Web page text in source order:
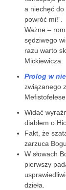
a niechęć do
powróć mi!”.
Ważne –
sędziwego
razu warto
Mickiewicza.
Prolog w
związanego
Widać
diabłem o
Fakt, że
zarzuca
W słowach
pierwszy
dzieła.